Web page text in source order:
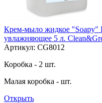
Крем-мыло жидкое "Soapy"
увлажняющее 5 л.
Артикул: CG8012
Коробка - 2 шт.
Малая коробка - шт.
Открыть